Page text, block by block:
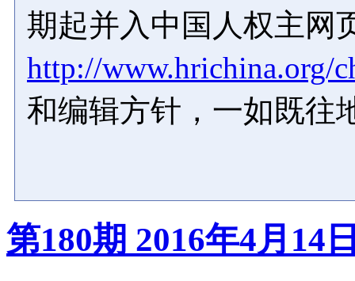
期起并入中国人权主网
http://www.hrichina.org/
和编辑方针，一如既往
第180期 2016年4月14